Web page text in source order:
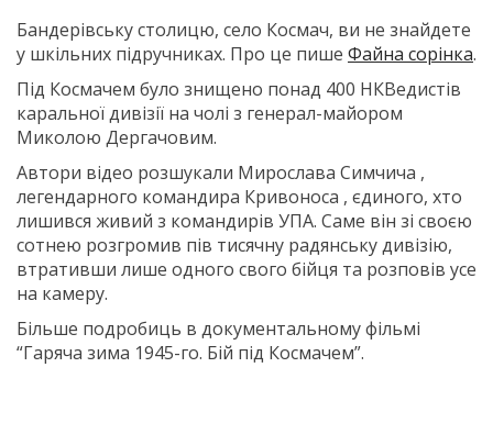
Бандерівську столицю, село Космач, ви не знайдете
у шкільних підручниках. Про це пише Файна сорінка.
Під Космачем було знищено понад 400 НКВедистів
каральної дивізії на чолі з генерал-майором
Миколою Дергачовим.
Автори відео розшукали Мирослава Симчича ,
легендарного командира Кривоноса , єдиного, хто
лишився живий з командирів УПА. Саме він зі своєю
сотнею розгромив пів тисячну радянську дивізію,
втративши лише одного свого бійця та розповів усе
на камеру.
Більше подробиць в документальному фільмі
“Гаряча зима 1945-го. Бій під Космачем”.